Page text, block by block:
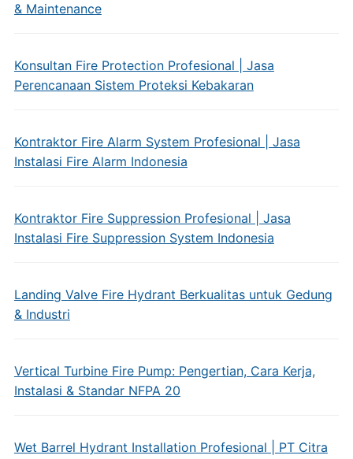
& Maintenance
Konsultan Fire Protection Profesional | Jasa
Perencanaan Sistem Proteksi Kebakaran
Kontraktor Fire Alarm System Profesional | Jasa
Instalasi Fire Alarm Indonesia
Kontraktor Fire Suppression Profesional | Jasa
Instalasi Fire Suppression System Indonesia
Landing Valve Fire Hydrant Berkualitas untuk Gedung
& Industri
Vertical Turbine Fire Pump: Pengertian, Cara Kerja,
Instalasi & Standar NFPA 20
Wet Barrel Hydrant Installation Profesional | PT Citra